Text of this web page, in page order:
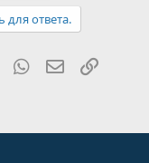
для ответа.
Tumblr WhatsApp Ссылка